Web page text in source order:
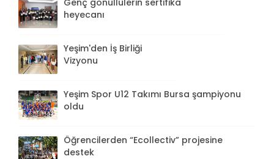
heyecanı
Yeşim'den İş Birliği
Vizyonu
Yeşim Spor U12 Takımı Bursa şampiyonu
oldu
Öğrencilerden “Ecollectiv” projesine
destek